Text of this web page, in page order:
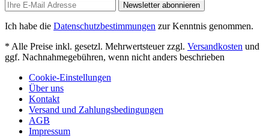
Newsletter abonnieren
Ich habe die Datenschutzbestimmungen zur Kenntnis genommen.
* Alle Preise inkl. gesetzl. Mehrwertsteuer zzgl. Versandkosten und
ggf. Nachnahmegebühren, wenn nicht anders beschrieben
Cookie-Einstellungen
Über uns
Kontakt
Versand und Zahlungsbedingungen
AGB
Impressum